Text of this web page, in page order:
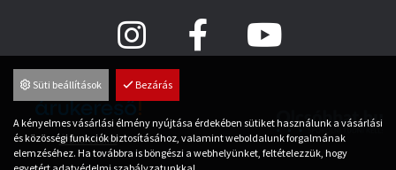
Árukereső.hu
Süti beállítások Bezárás
A kényelmes vásárlási élmény nyújtása érdekében sütiket használunk a vásárlási
és közösségi funkciók biztosításához, valamint weboldalunk forgalmának
elemzéséhez. Ha továbbra is böngészi a webhelyünket, feltételezzük, hogy